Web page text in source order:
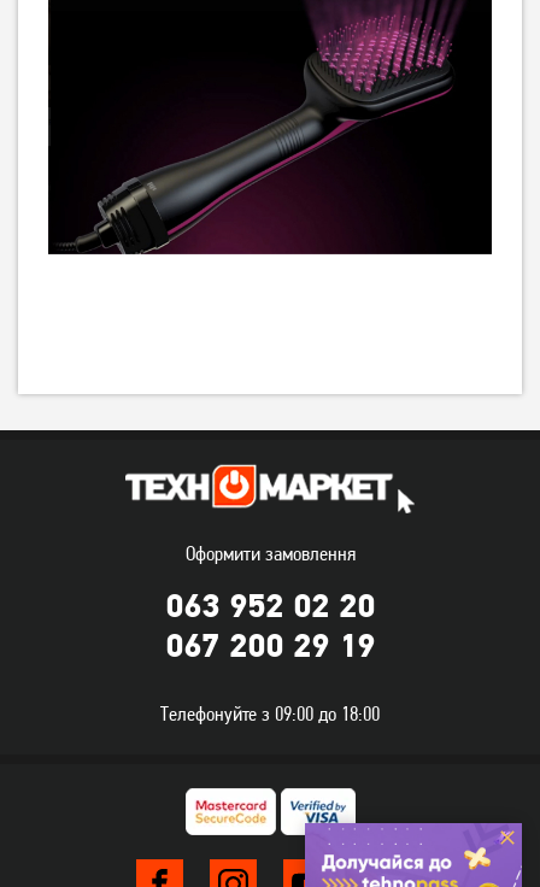
Оформити замовлення
063 952 02 20
067 200 29 19
Телефонуйте з 09:00 до 18:00